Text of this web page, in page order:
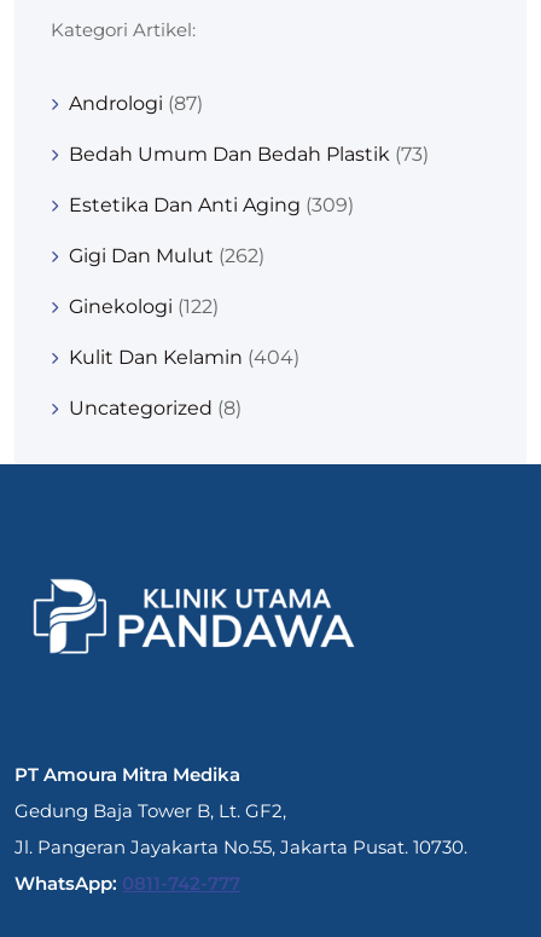
Kategori Artikel:
Andrologi (87)
Bedah Umum Dan Bedah Plastik (73)
Estetika Dan Anti Aging (309)
Gigi Dan Mulut (262)
Ginekologi (122)
Kulit Dan Kelamin (404)
Uncategorized (8)
PT Amoura Mitra Medika
Gedung Baja Tower B, Lt. GF2,
Jl. Pangeran Jayakarta No.55, Jakarta Pusat. 10730.
WhatsApp: 0811-742-777